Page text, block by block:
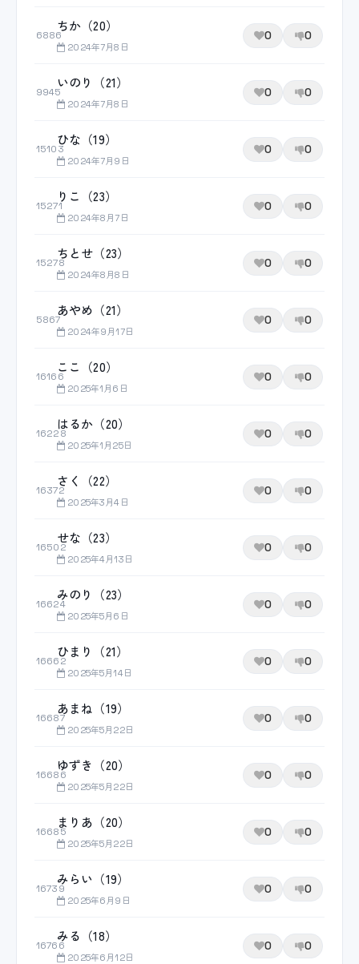
6886
ちか（20）
2024年7月8日
0 0
9945
いのり（21）
2024年7月8日
0 0
15103
ひな（19）
2024年7月9日
0 0
15271
りこ（23）
2024年8月7日
0 0
15278
ちとせ（23）
2024年8月8日
0 0
5867
あやめ（21）
2024年9月17日
0 0
16166
ここ（20）
2025年1月6日
0 0
16228
はるか（20）
2025年1月25日
0 0
16372
さく（22）
2025年3月4日
0 0
16502
せな（23）
2025年4月13日
0 0
16624
みのり（23）
2025年5月6日
0 0
16662
ひまり（21）
2025年5月14日
0 0
16687
あまね（19）
2025年5月22日
0 0
16686
ゆずき（20）
2025年5月22日
0 0
16685
まりあ（20）
2025年5月22日
0 0
16739
みらい（19）
2025年6月9日
0 0
16766
みる（18）
2025年6月12日
0 0